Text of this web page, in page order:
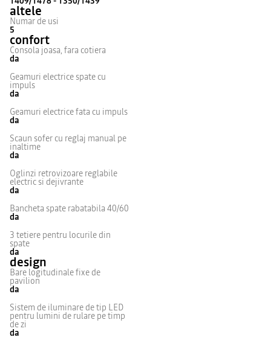
altele
Numar de usi
5
confort
Consola joasa, fara cotiera
da
Geamuri electrice spate cu
impuls
da
Geamuri electrice fata cu impuls
da
Scaun sofer cu reglaj manual pe
inaltime
da
Oglinzi retrovizoare reglabile
electric si dejivrante
da
Bancheta spate rabatabila 40/60
da
3 tetiere pentru locurile din
spate
da
design
Bare logitudinale fixe de
pavilion
da
Sistem de iluminare de tip LED
pentru lumini de rulare pe timp
de zi
da